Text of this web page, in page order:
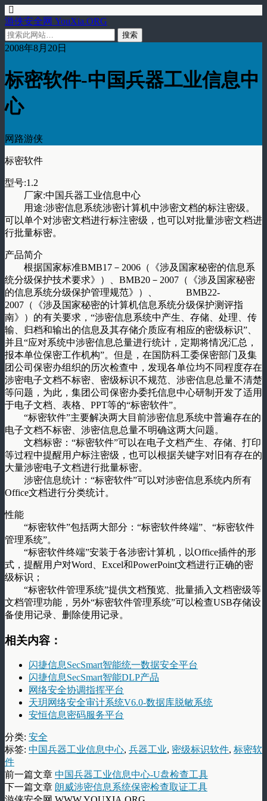
游侠安全网 YouXia.ORG
2008年8月20日
标密软件-中国兵器工业信息中
心
网路游侠
标密软件
型号:1.2
厂家:中国兵器工业信息中心
用途:涉密信息系统涉密计算机中涉密文档的标注密级。
可以单个对涉密文档进行标注密级，也可以对批量涉密文档进
行批量标密。
产品简介
根据国家标准BMB17－2006（《涉及国家秘密的信息系
统分级保护技术要求》）、BMB20－2007（《涉及国家秘密
的信息系统分级保护管理规范》）、 BMB22-
2007（《涉及国家秘密的计算机信息系统分级保护测评指
南》）的有关要求，“涉密信息系统中产生、存储、处理、传
输、归档和输出的信息及其存储介质应有相应的密级标识”、
并且“应对系统中涉密信息总量进行统计，定期将情况汇总，
报本单位保密工作机构”。但是，在国防科工委保密部门及集
团公司保密办组织的历次检查中，发现各单位均不同程度存在
涉密电子文档不标密、密级标识不规范、涉密信息总量不清楚
等问题，为此，集团公司保密办委托信息中心研制开发了适用
于电子文档、表格、PPT等的“标密软件”。
“标密软件”主要解决两大目前涉密信息系统中普遍存在的
电子文档不标密、涉密信息总量不明确这两大问题。
文档标密：“标密软件”可以在电子文档产生、存储、打印
等过程中提醒用户标注密级，也可以根据关键字对旧有存在的
大量涉密电子文档进行批量标密。
涉密信息统计：“标密软件”可以对涉密信息系统内所有
Office文档进行分类统计。
性能
“标密软件”包括两大部分：“标密软件终端”、“标密软件
管理系统”。
“标密软件终端”安装于各涉密计算机，以Office插件的形
式，提醒用户对Word、Excel和PowerPoint文档进行正确的密
级标识；
“标密软件管理系统”提供文档预览、批量插入文档密级等
文档管理功能，另外“标密软件管理系统”可以检查USB存储设
备使用记录、删除使用记录。
相关内容：
闪捷信息SecSmart智能统一数据安全平台
闪捷信息SecSmart智能DLP产品
网络安全协调指挥平台
天玥网络安全审计系统V6.0-数据库脱敏系统
安恒信息密码服务平台
分类: 安全
标签: 中国兵器工业信息中心, 兵器工业, 密级标识软件, 标密软
件
前一篇文章 中国兵器工业信息中心-U盘检查工具
下一篇文章 朗威涉密信息系统保密检查取证工具